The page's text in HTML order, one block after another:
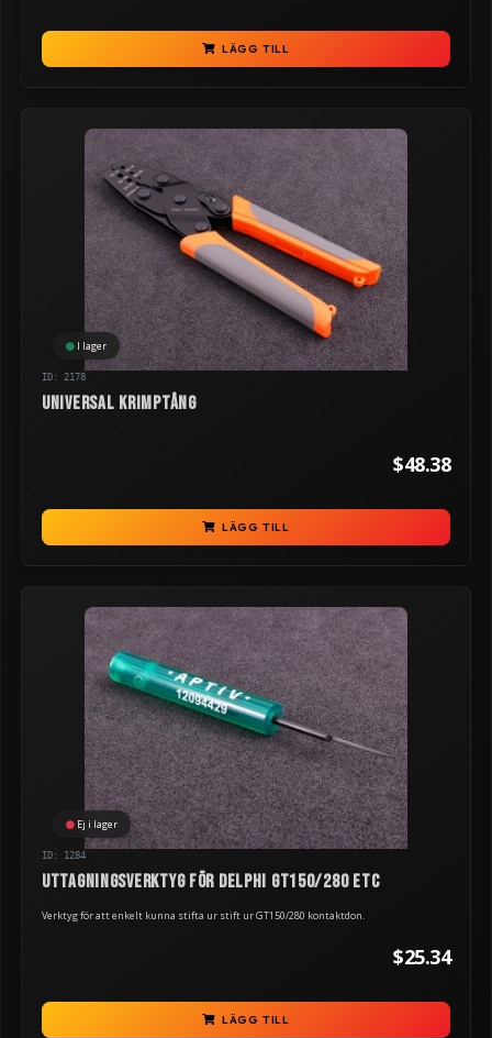
LÄGG TILL
I lager
ID: 2178
Universal krimptång
$48.38
LÄGG TILL
Ej i lager
ID: 1284
Uttagningsverktyg för Delphi GT150/280 etc
Verktyg för att enkelt kunna stifta ur stift ur GT150/280 kontaktdon.
$25.34
LÄGG TILL